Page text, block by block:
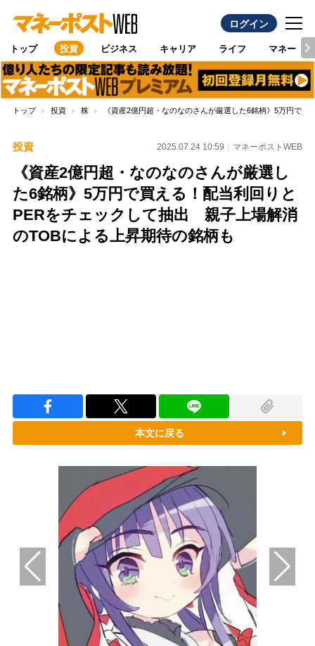
ログイン
トップ 投資 ビジネス キャリア ライフ マネー
トップ 投資 株 《資産2億円超・なのなのさんが厳選した6銘柄》5万円で
投資 2025.07.24 10:59 マネーポストWEB
《資産2億円超・なのなのさんが厳選し
た6銘柄》5万円で買える！配当利回りと
PERをチェックして抽出 親子上場解消
のTOBによる上昇期待の銘柄も
本文に戻る